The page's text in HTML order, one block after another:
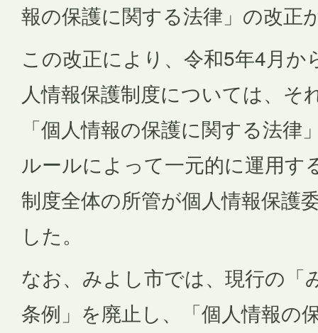
報の保護に関する法律」の改正
この改正により、令和5年4月か
人情報保護制度については、そ
「個人情報の保護に関する法律
ルールによって一元的に運用す
制度全体の所管が個人情報保護
した。
なお、みよし市では、現行の「
条例」を廃止し、「個人情報の